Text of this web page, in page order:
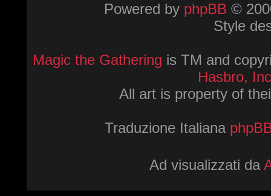
Powered by phpBB ©
Style
Magic the Gathering is TM and
Hasbro,
All art is property of
Traduzione Italiana
Ad visualizzati da